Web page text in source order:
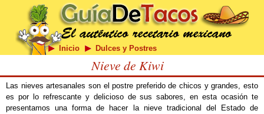
Inicio Dulces y Postres
Nieve de Kiwi
Las nieves artesanales son el postre preferido de chicos y grandes, esto
es por lo refrescante y delicioso de sus sabores, en esta ocasión te
presentamos una forma de hacer la nieve tradicional del Estado de